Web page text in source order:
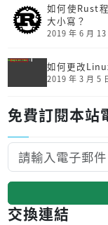
如何使Rust
大小寫？
2019 年 6 月 13
如何更改
2019 年 3 月 5
免費訂閱本站
交換連結